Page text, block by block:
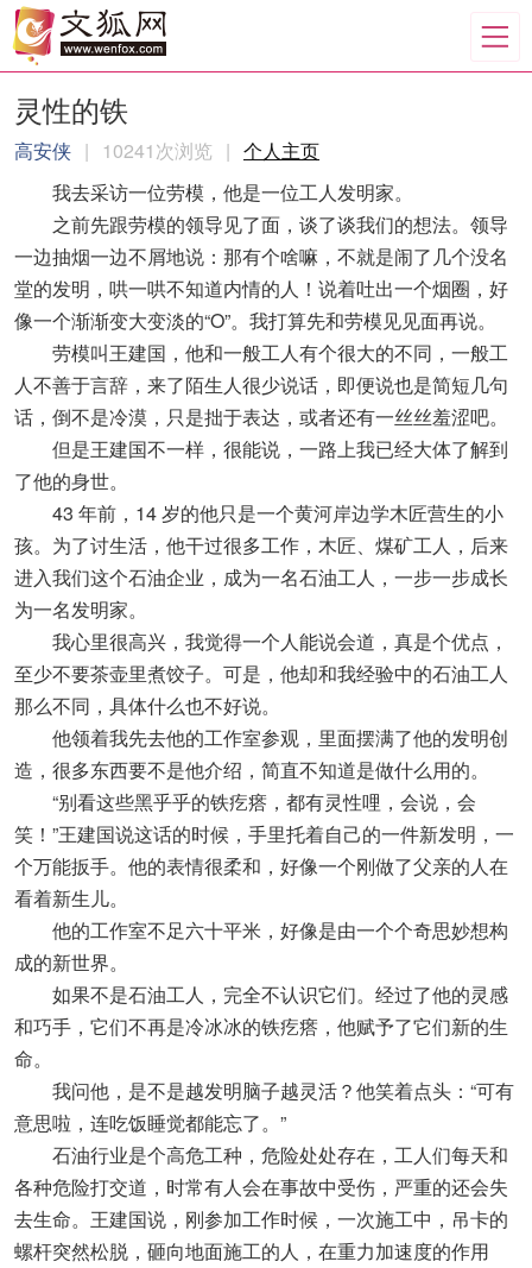
灵性的铁
高安侠 | 10241次浏览 | 个人主页
我去采访一位劳模，他是一位工人发明家。
之前先跟劳模的领导见了面，谈了谈我们的想法。领导
一边抽烟一边不屑地说：那有个啥嘛，不就是闹了几个没名
堂的发明，哄一哄不知道内情的人！说着吐出一个烟圈，好
像一个渐渐变大变淡的“O”。我打算先和劳模见见面再说。
劳模叫王建国，他和一般工人有个很大的不同，一般工
人不善于言辞，来了陌生人很少说话，即便说也是简短几句
话，倒不是冷漠，只是拙于表达，或者还有一丝丝羞涩吧。
但是王建国不一样，很能说，一路上我已经大体了解到
了他的身世。
43 年前，14 岁的他只是一个黄河岸边学木匠营生的小
孩。为了讨生活，他干过很多工作，木匠、煤矿工人，后来
进入我们这个石油企业，成为一名石油工人，一步一步成长
为一名发明家。
我心里很高兴，我觉得一个人能说会道，真是个优点，
至少不要茶壶里煮饺子。可是，他却和我经验中的石油工人
那么不同，具体什么也不好说。
他领着我先去他的工作室参观，里面摆满了他的发明创
造，很多东西要不是他介绍，简直不知道是做什么用的。
“别看这些黑乎乎的铁疙瘩，都有灵性哩，会说，会
笑！”王建国说这话的时候，手里托着自己的一件新发明，一
个万能扳手。他的表情很柔和，好像一个刚做了父亲的人在
看着新生儿。
他的工作室不足六十平米，好像是由一个个奇思妙想构
成的新世界。
如果不是石油工人，完全不认识它们。经过了他的灵感
和巧手，它们不再是冷冰冰的铁疙瘩，他赋予了它们新的生
命。
我问他，是不是越发明脑子越灵活？他笑着点头：“可有
意思啦，连吃饭睡觉都能忘了。”
石油行业是个高危工种，危险处处存在，工人们每天和
各种危险打交道，时常有人会在事故中受伤，严重的还会失
去生命。王建国说，刚参加工作时候，一次施工中，吊卡的
螺杆突然松脱，砸向地面施工的人，在重力加速度的作用